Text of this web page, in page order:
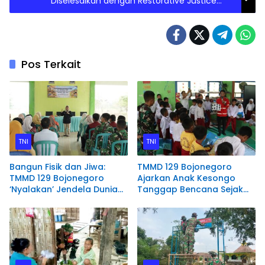
Sepanjang Tahun 2021-2022
Pos Terkait
TNI
Bangun Fisik dan Jiwa:
TMMD 129 Bojonegoro
‘Nyalakan’ Jendela Dunia
TNI
TMMD 129 Bojonegoro
Ajarkan Anak Kesongo
Tanggap Bencana Sejak